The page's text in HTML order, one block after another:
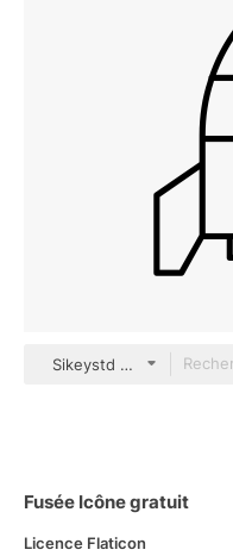
Sikeystd outline
Fusée Icône gratuit
Licence Flaticon